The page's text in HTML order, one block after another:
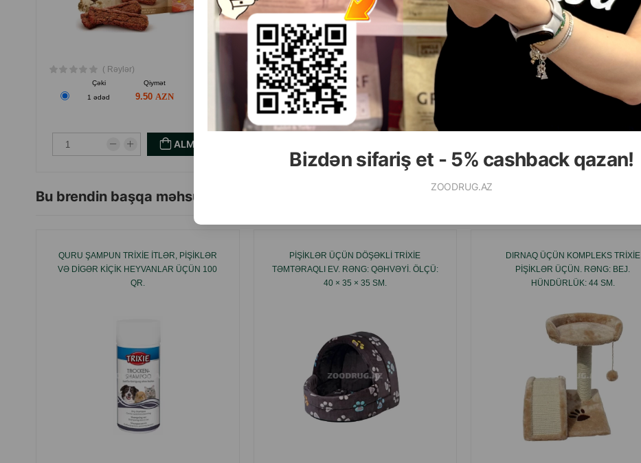
Bizdən sifariş et - 5% cashback qazan!
ZOODRUG.AZ
( Rəylər)
Çəki Qiymət
1 ədəd
9.50
ALMAQ
( Rəylər)
Çəki Qiymət
Almaq
1 ədəd
4.60
( Rəylər)
Qiymət
Bu brendin başqa məhsulları
QURU ŞAMPUN TRIXIE ITLƏR, PIŞIKLƏR
VƏ DIGƏR KIÇIK HEYVANLAR ÜÇÜN 100
QR.
PIŞIKLƏR ÜÇÜN DÖŞƏKLI TRIXIE
TƏMTƏRAQLI EV. RƏNG: QƏHVƏYI. ÖLÇÜ:
40 × 35 × 35 SM.
DIRNAQ ÜÇÜN KOMPLEKS TRIXIE
PIŞIKLƏR ÜÇÜN. RƏNG: BEJ.
HÜNDÜRLÜK: 44 SM.